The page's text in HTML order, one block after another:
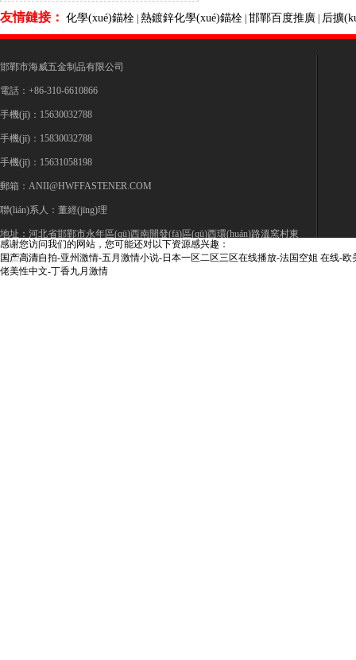
友情鏈接： 化學(xué)錨栓 熱鍍鋅化學(xué)錨栓 邯鄲百度推廣 后擴
邯鄲市海威五金制品有限公司
電話：+86-310-6610866
手機(jī)：15630032788
手機(jī) ： 15830032788
手機(jī)： 15631058198
郵箱：ANII@HWFFASTENER.COM
聯(lián)系人：董經(jīng)理
地址：河北省邯鄲市永年區(qū)西南開發(fā)區(qū)西環(huán)路溫窯村東
站點地圖
感谢您访问我们的网站，您可能还对以下资源感兴趣：
国产高清自拍-亚州激情-五月激情小说-日本一区二区三区在线播放-法国空姐 在线-
佬美性中文-丁香九月激情